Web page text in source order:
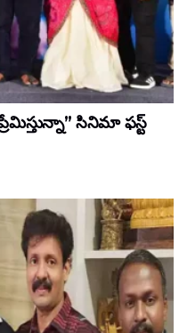
సినిమా ఫస్ట్